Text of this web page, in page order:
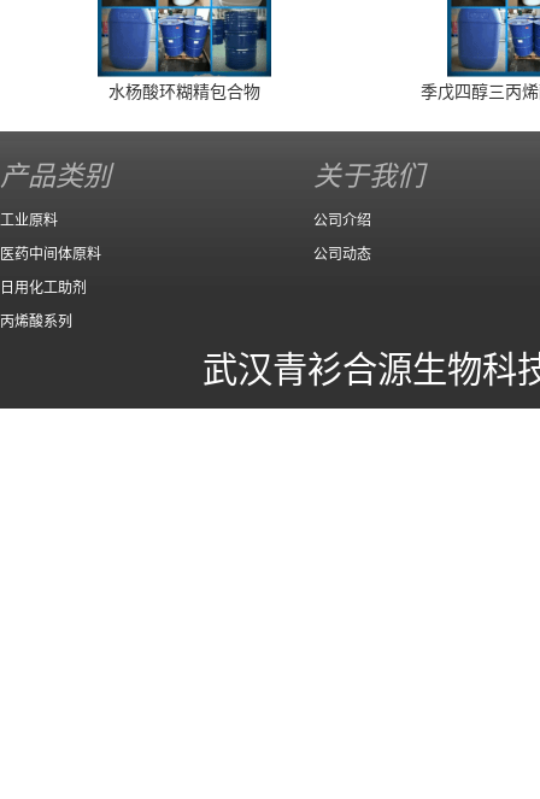
水杨酸环糊精包合物 季戊四醇三丙
产品类别
工业原料
医药中间体原料
日用化工助剂
丙烯酸系列
关于我们
公司介绍
公司动态
武汉青衫合源生物科